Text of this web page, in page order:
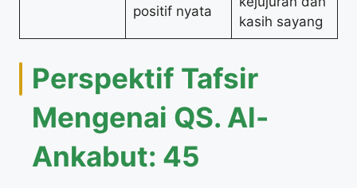
positif nyata
kasih sayang
Perspektif Tafsir
Mengenai QS. Al-
Ankabut: 45